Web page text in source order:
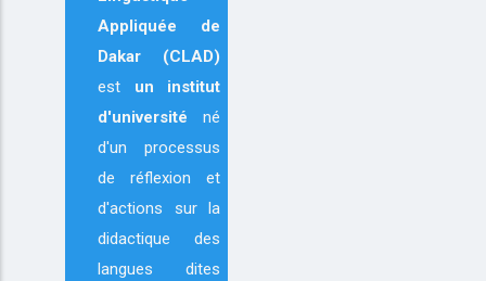
Appliquée de
Dakar (CLAD)
est un institut
d'université né
d'un processus
de réflexion et
d'actions sur la
didactique des
langues dites